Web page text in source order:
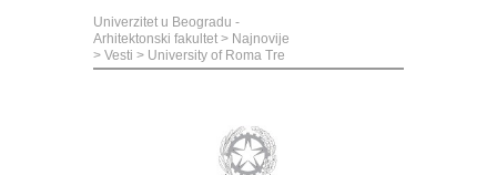
Univerzitet u Beogradu -
Arhitektonski fakultet > Najnovije
> Vesti > University of Roma Tre